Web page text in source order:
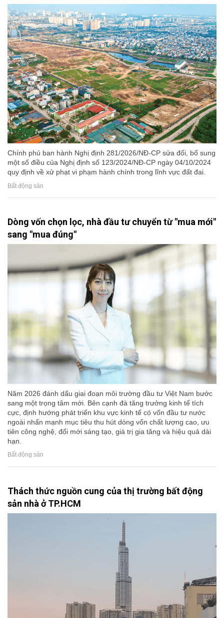
Chính phủ ban hành Nghị định 281/2026/NĐ-CP sửa đổi, bổ sung
một số điều của Nghị định số 123/2024/NĐ-CP ngày 04/10/2024
quy định về xử phạt vi phạm hành chính trong lĩnh vực đất đai.
Bất động sản
Dòng vốn chọn lọc, nhà đầu tư chuyển từ "mua mới"
sang "mua đúng"
Năm 2026 đánh dấu giai đoạn môi trường đầu tư Việt Nam bước
sang một trọng tâm mới. Bên cạnh đà tăng trưởng kinh tế tích
cực, định hướng phát triển khu vực kinh tế có vốn đầu tư nước
ngoài nhấn mạnh mục tiêu thu hút dòng vốn chất lượng cao, ưu
tiên công nghệ, đổi mới sáng tạo, giá trị gia tăng và hiệu quả dài
hạn.
Bất động sản
Thách thức nguồn cung của thị trường bất động
sản nhà ở TP.HCM